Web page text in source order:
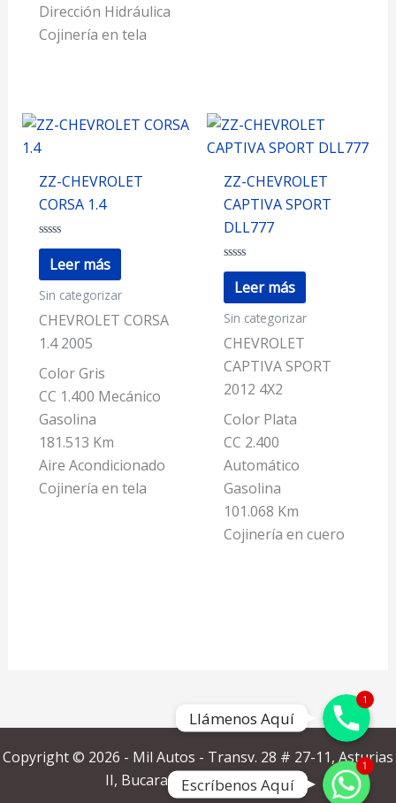
Dirección Hidráulica
Cojinería en tela
ZZ-CHEVROLET
CORSA 1.4
Valorado
con
de
5
Leer más
Sin categorizar
CHEVROLET CORSA
1.4 2005
Color Gris
CC 1.400 Mecánico
Gasolina
181.513 Km
Aire Acondicionado
Cojinería en tela
ZZ-CHEVROLET
CAPTIVA SPORT
DLL777
Valorado
con
de
5
Leer más
Sin categorizar
CHEVROLET
CAPTIVA SPORT
2012 4X2
Color Plata
CC 2.400
Automático
Gasolina
101.068 Km
Cojinería en cuero
Copyright © 2026 - Mil Autos - Transv. 28 # 27-11, Asturias
II, Bucaramanga - Colombia.
Escríbenos Aquí 1
Escríbenos Aquí
Llámenos Aquí 1
Llámenos Aquí